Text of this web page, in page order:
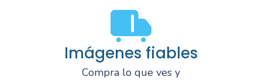
Imágenes fiables
Compra lo que ves y